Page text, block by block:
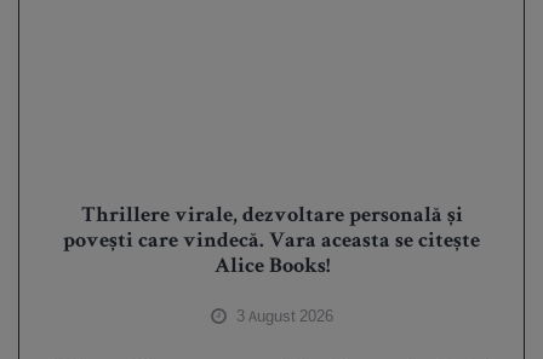
Thrillere virale, dezvoltare personală și
povești care vindecă. Vara aceasta se citește
Alice Books!
3 August 2026